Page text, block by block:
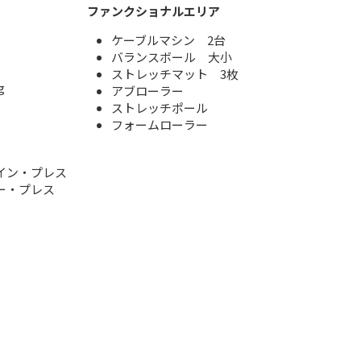
ン・プレス
・プレス
ファンクショナルエリア
ケーブルマシン 2台
バランスボール 大小
ストレッチマット 3枚
アブローラー
ストレッチポール
フォームローラー